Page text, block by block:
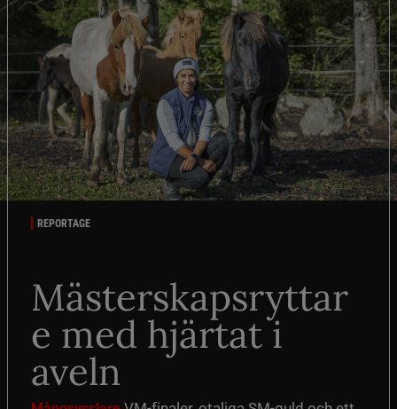
REPORTAGE
Mästerskapsryttar
e med hjärtat i
aveln